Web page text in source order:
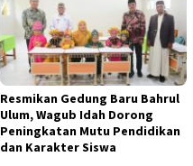
Resmikan Gedung Baru Bahrul
Ulum, Wagub Idah Dorong
Peningkatan Mutu Pendidikan
dan Karakter Siswa